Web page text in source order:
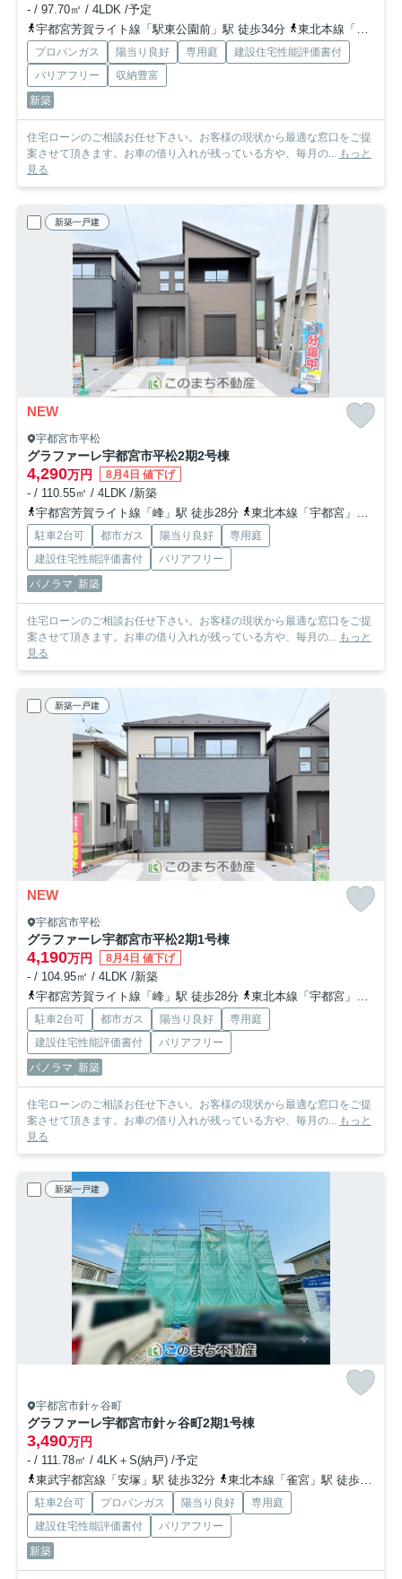
- / 97.70㎡ / 4LDK /予定
宇都宮芳賀ライト線「駅東公園前」駅 徒歩34分
東北本線「宇都宮」駅 徒歩40分
プロパンガス 陽当り良好 専用庭
建設住宅性能評価書付
バリアフリー
収納豊富
新築
住宅ローンのご相談お任せ下さい。お客様の現状から最適な窓口をご提
案させて頂きます。お車の借り入れが残っている方や、毎月の... もっと
見る
新築一戸建
NEW
宇都宮市平松
グラファーレ宇都宮市平松2期2号棟
4,290万円 8月4日 値下げ
- / 110.55㎡ / 4LDK /新築
宇都宮芳賀ライト線「峰」駅 徒歩28分
東北本線「宇都宮」駅 徒歩38分
駐車2台可 都市ガス 陽当り良好
専用庭
建設住宅性能評価書付
バリアフリー
パノラマ 新築
住宅ローンのご相談お任せ下さい。お客様の現状から最適な窓口をご提
案させて頂きます。お車の借り入れが残っている方や、毎月の... もっと
見る
新築一戸建
NEW
宇都宮市平松
グラファーレ宇都宮市平松2期1号棟
4,190万円 8月4日 値下げ
- / 104.95㎡ / 4LDK /新築
宇都宮芳賀ライト線「峰」駅 徒歩28分
東北本線「宇都宮」駅 徒歩38分
駐車2台可 都市ガス 陽当り良好
専用庭
建設住宅性能評価書付
バリアフリー
パノラマ 新築
住宅ローンのご相談お任せ下さい。お客様の現状から最適な窓口をご提
案させて頂きます。お車の借り入れが残っている方や、毎月の... もっと
見る
新築一戸建
宇都宮市針ヶ谷町
グラファーレ宇都宮市針ヶ谷町2期1号棟
3,490万円
- / 111.78㎡ / 4LK＋S(納戸) /予定
東武宇都宮線「安塚」駅 徒歩32分
東北本線「雀宮」駅 徒歩30分
駐車2台可 プロパンガス 陽当り良好
専用庭
建設住宅性能評価書付
バリアフリー
新築